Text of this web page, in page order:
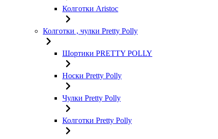
Колготки Aristoc
Колготки , чулки Pretty Polly
Шортики PRETTY POLLY
Носки Pretty Polly
Чулки Pretty Polly
Колготки Pretty Polly